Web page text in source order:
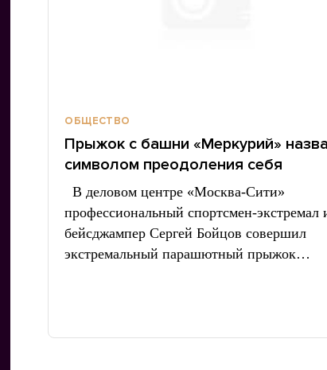
ОБЩЕСТВО
Прыжок с башни «Меркурий»
символом преодоления себя
В деловом центре «Москва-Сити»
профессиональный спортсмен-экстремал
бейсджампер Сергей Бойцов совершил
экстремальный парашютный прыжок…